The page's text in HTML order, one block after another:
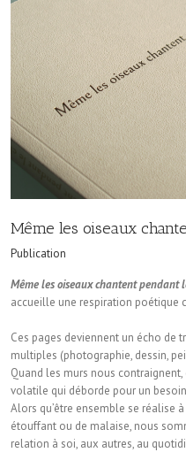
Même les oiseaux
Publication
Même les oiseaux chantent pendant
accueille une respiration poétique
Ces pages deviennent un écho de
multiples (photographie, dessin,
Quand les murs nous
volatile qui déborde pour un
Alors qu’être ensemble se réalise
étouffant ou de malaise, nous
relation à soi, aux autres, au